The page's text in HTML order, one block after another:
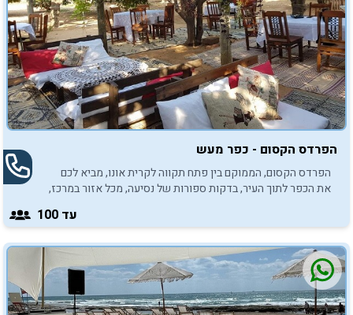
הפרדס הקסום - כפר מעש
הפרדס הקסום, הממוקם בין פתח תקווה לקרית אונו, מביא לכם
את הכפר לתוך העיר, בדקות ספורות של נסיעה, מכל אזור במרכז,
עד 100